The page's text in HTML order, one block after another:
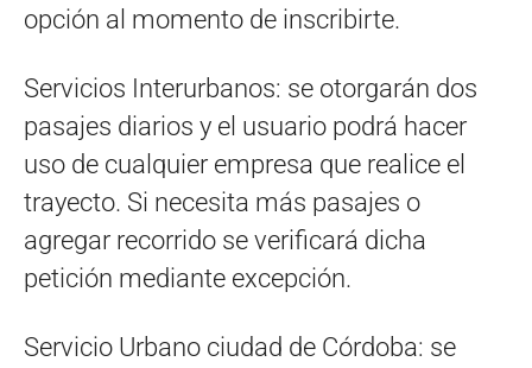
opción al momento de inscribirte.
Servicios Interurbanos: se otorgarán dos
pasajes diarios y el usuario podrá hacer
uso de cualquier empresa que realice el
trayecto. Si necesita más pasajes o
agregar recorrido se verificará dicha
petición mediante excepción.
Servicio Urbano ciudad de Córdoba: se